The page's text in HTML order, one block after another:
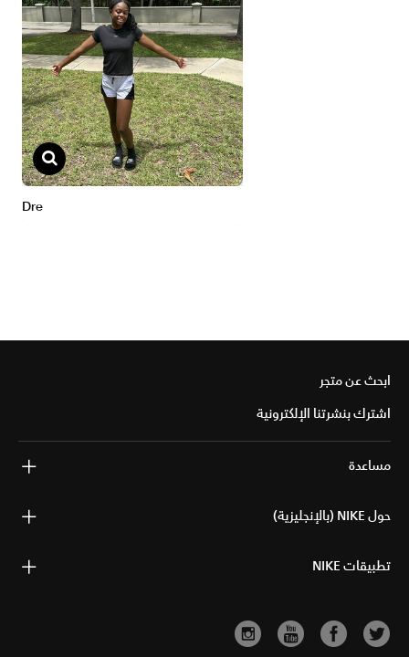
ابحث عن متجر
اشترك بنشرتنا الإلكترونية
مساعدة
حول NIKE (بالإنجليزية)
تطبيقات NIKE